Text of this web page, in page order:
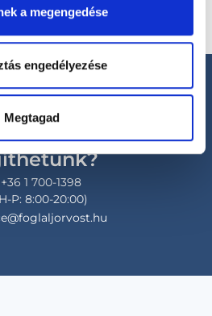
a megengedése
engedélyezése
Megtagad
+36 1 700-1398
P: 8:00-20:00)